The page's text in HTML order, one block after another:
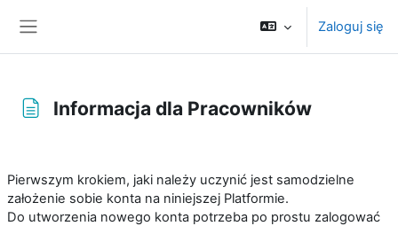
Zaloguj się
Informacja dla Pracowników
Pierwszym krokiem, jaki należy uczynić jest samodzielne
założenie sobie konta na niniejszej Platformie.
Do utworzenia nowego konta potrzeba po prostu zalogować